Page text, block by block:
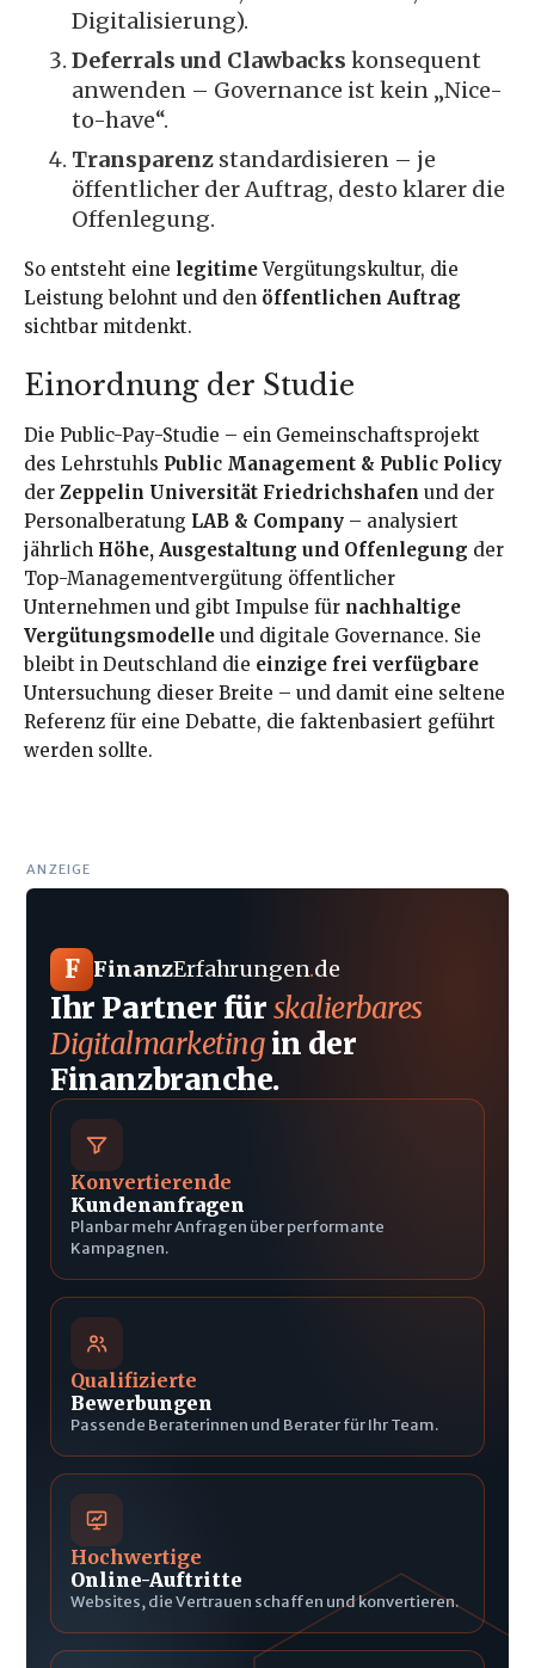
Digitalisierung).
Deferrals und Clawbacks konsequent
anwenden – Governance ist kein „Nice-
to-have“.
Transparenz standardisieren – je
öffentlicher der Auftrag, desto klarer die
Offenlegung.
So entsteht eine legitimeVergütungskultur, die
Leistung belohnt und den öffentlichen Auftrag
sichtbar mitdenkt.
Einordnung der Studie
Die Public-Pay-Studie – ein Gemeinschaftsprojekt
des Lehrstuhls Public Management & Public Policy
der Zeppelin Universität Friedrichshafen und der
Personalberatung LAB & Company – analysiert
jährlich Höhe, Ausgestaltung und Offenlegung der
Top-Managementvergütung öffentlicher
Unternehmen und gibt Impulse für nachhaltige
Vergütungsmodelle und digitale Governance. Sie
bleibt in Deutschland die einzige frei verfügbare
Untersuchung dieser Breite – und damit eine seltene
Referenz für eine Debatte, die faktenbasiert geführt
werden sollte.
ANZEIGE
F FinanzErfahrungen.de
Ihr Partner fürskalierbares
Digitalmarketingin der
Finanzbranche.
Konvertierende
Kundenanfragen
Planbar mehr Anfragen über performante
Kampagnen.
Qualifizierte
Bewerbungen
Passende Beraterinnen und Berater für Ihr Team.
Hochwertige
Online-Auftritte
Websites, die Vertrauen schaffen und konvertieren.